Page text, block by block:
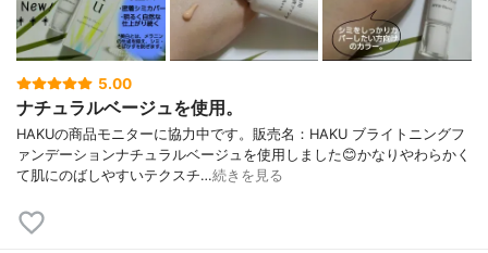
5.00
ナチュラルベージュを使用。
HAKUの商品モニターに協力中です。販売名：HAKU ブライトニングフ
ァンデーションナチュラルベージュを使用しました😊かなりやわらかく
て肌にのばしやすいテクスチ…続きを見る